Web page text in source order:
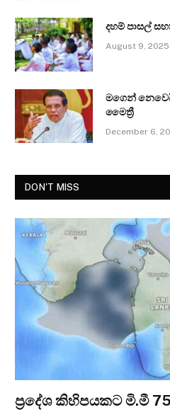
දහම් පාසල්
August 9, 2025
මගෙන්
මෛත්‍රී
December 6,
DON'T MISS
ප්‍රදේශ කිහිපයකට මි.මී